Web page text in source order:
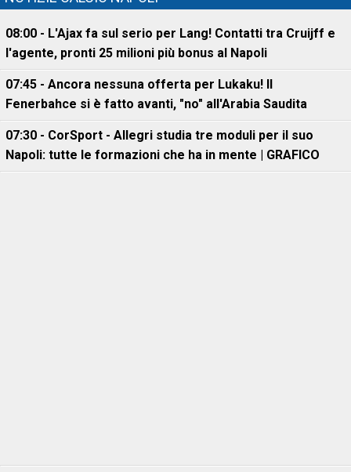
08:00 - L'Ajax fa sul serio per Lang! Contatti tra Cruijff e
l'agente, pronti 25 milioni più bonus al Napoli
07:45 - Ancora nessuna offerta per Lukaku! Il
Fenerbahce si è fatto avanti, "no" all'Arabia Saudita
07:30 - CorSport - Allegri studia tre moduli per il suo
Napoli: tutte le formazioni che ha in mente | GRAFICO